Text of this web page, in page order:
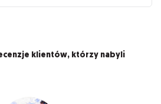
klientów, którzy nabyli